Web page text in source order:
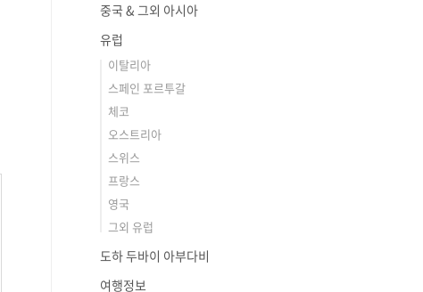
중국 & 그외 아시아
유럽
이탈리아
스페인 포르투갈
체코
오스트리아
스위스
프랑스
영국
그외 유럽
도하 두바이 아부다비
여행정보